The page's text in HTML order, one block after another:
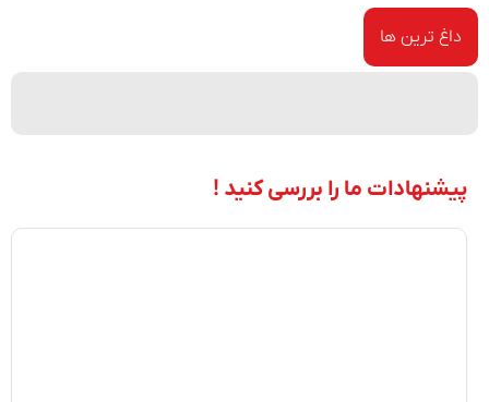
داغ ترین ها
پیشنهادات ما را بررسی کنید !